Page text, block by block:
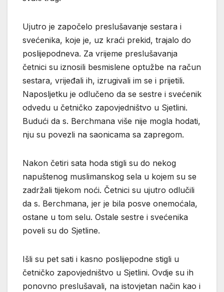
Ujutro je započelo preslušavanje sestara i
svećenika, koje je, uz kraći prekid, trajalo do
poslijepodneva. Za vrijeme preslušavanja
četnici su iznosili besmislene optužbe na račun
sestara, vrijeđali ih, izrugivali im se i prijetili.
Naposljetku je odlučeno da se sestre i svećenik
odvedu u četničko zapovjedništvo u Sjetlini.
Budući da s. Berchmana više nije mogla hodati,
nju su povezli na saonicama sa zapregom.
Nakon četiri sata hoda stigli su do nekog
napuštenog muslimanskog sela u kojem su se
zadržali tijekom noći. Četnici su ujutro odlučili
da s. Berchmana, jer je bila posve onemoćala,
ostane u tom selu. Ostale sestre i svećenika
poveli su do Sjetline.
Išli su pet sati i kasno poslijepodne stigli u
četničko zapovjedništvo u Sjetlini. Ovdje su ih
ponovno preslušavali, na istovjetan način kao i